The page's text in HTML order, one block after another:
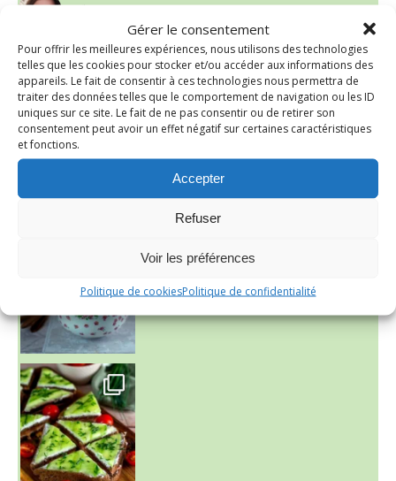
Gérer le consentement
Pour offrir les meilleures expériences, nous utilisons des technologies
telles que les cookies pour stocker et/ou accéder aux informations des
appareils. Le fait de consentir à ces technologies nous permettra de
traiter des données telles que le comportement de navigation ou les ID
uniques sur ce site. Le fait de ne pas consentir ou de retirer son
consentement peut avoir un effet négatif sur certaines caractéristiques
et fonctions.
Accepter
Refuser
Voir les préférences
Politique de cookiesPolitique de confidentialité
nadcuisine